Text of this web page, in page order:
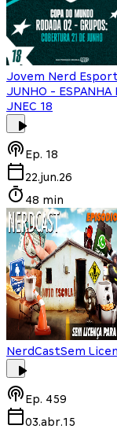
Jovem Nerd
JUNHO - ESPANHA
JNEC 18
Ep. 18
22.jun.26
48 min
NerdCastSem
Ep. 459
03.abr.15